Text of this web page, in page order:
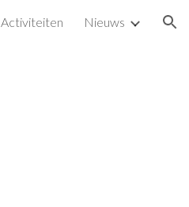
Activiteiten Nieuws